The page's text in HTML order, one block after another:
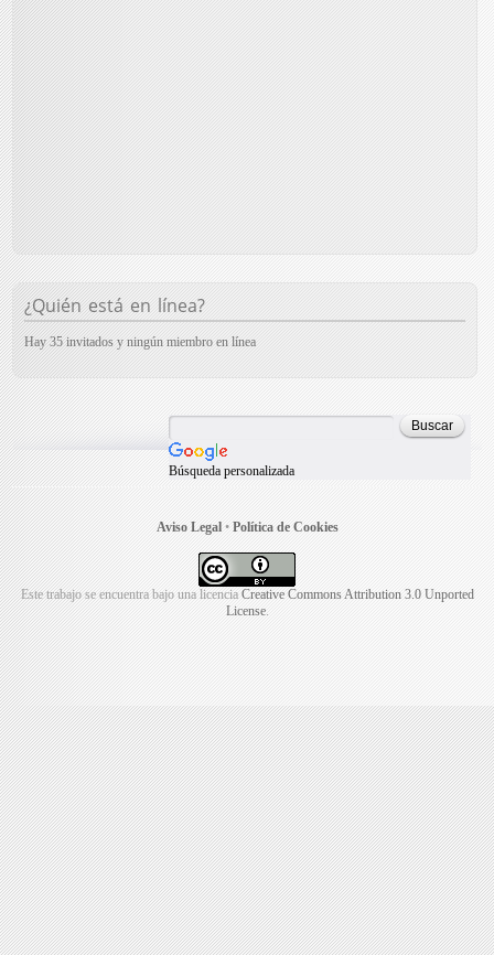
¿Quién está en línea?
Hay 35 invitados y ningún miembro en línea
Búsqueda personalizada
Aviso Legal• Política de Cookies
Este trabajo se encuentra bajo una licencia Creative Commons Attribution 3.0 Unported
License.